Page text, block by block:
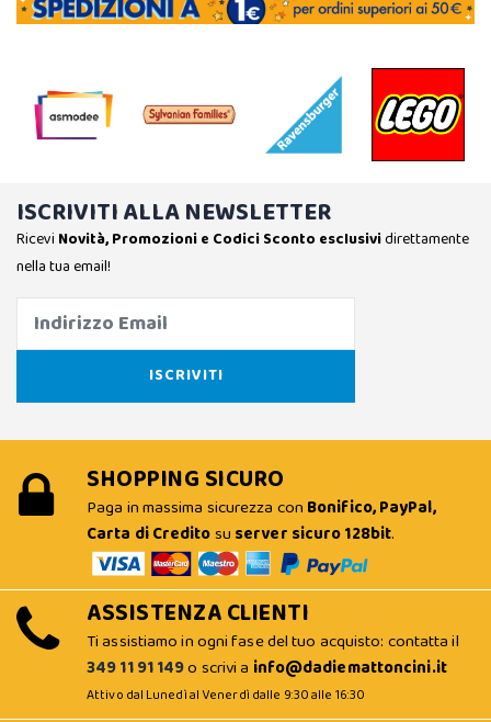
ISCRIVITI ALLA NEWSLETTER
Ricevi Novità, Promozioni e Codici Sconto esclusividirettamente
nella tua email!
SHOPPING SICURO
Paga in massima sicurezza con Bonifico, PayPal,
Carta di Creditosu server sicuro 128bit.
ASSISTENZA CLIENTI
Ti assistiamo in ogni fase del tuo acquisto: contatta il
349 11 91 149o scrivi a info@dadiemattoncini.it
Attivo dal Lunedì al Venerdì dalle 9:30 alle 16:30